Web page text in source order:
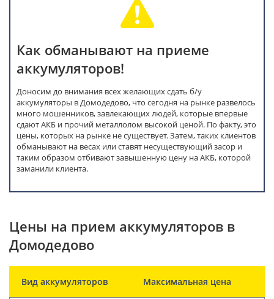
Как обманывают на приеме
аккумуляторов!
Доносим до внимания всех желающих сдать б/у
аккумуляторы в Домодедово, что сегодня на рынке развелось
много мошенников, завлекающих людей, которые впервые
сдают АКБ и прочий металлолом высокой ценой. По факту, это
цены, которых на рынке не существует. Затем, таких клиентов
обманывают на весах или ставят несуществующий засор и
таким образом отбивают завышенную цену на АКБ, которой
заманили клиента.
Цены на прием аккумуляторов в
Домодедово
Вид аккумуляторов Максимальная цена